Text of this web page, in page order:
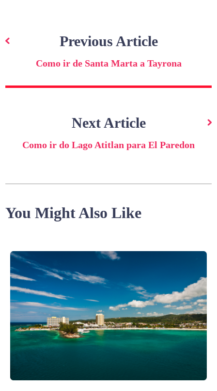
de
artigos
Previous Article
Como ir de Santa Marta a Tayrona
Next Article
Como ir do Lago Atitlan para El Paredon
You Might Also Like